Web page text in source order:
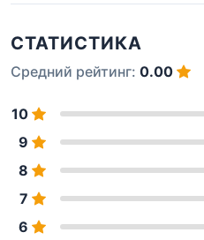
СТАТИСТИКА
Средний рейтинг: 0.00
10
9
8
7
6